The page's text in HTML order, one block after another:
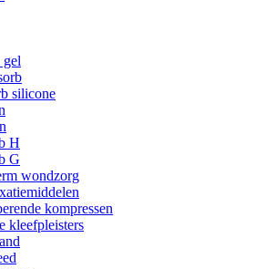
silicone
H
G
wondzorg
kompressen
kleefpleisters